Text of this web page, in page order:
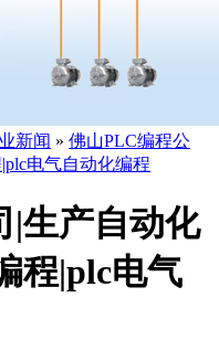
新闻 » 佛山PLC编程公
电气自动化编程
|生产自动化
程|plc电气